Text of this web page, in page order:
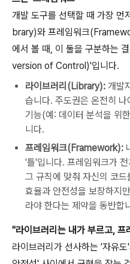
개발 도구를 선택할 때 가장 먼
brary)와 프레임워크
에서 볼 때, 이 둘을 구분하는
version of Control)'입니다.
라이브러리(Library): 개발
습니다. 주도권은 온전히
기능(예: 데이터 분석을 위
니다.
프레임워크(Framework):
'틀'입니다. 프레임워크가
그 규칙에 맞춰 자신의 코드
효율과 안전성을 보장하지
라야 한다는 제약을 동반합
"라이브러리는 내가 부르고, 프
라이브러리가 선사하는 '자유